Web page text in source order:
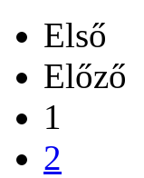
Első
Előző
1
2